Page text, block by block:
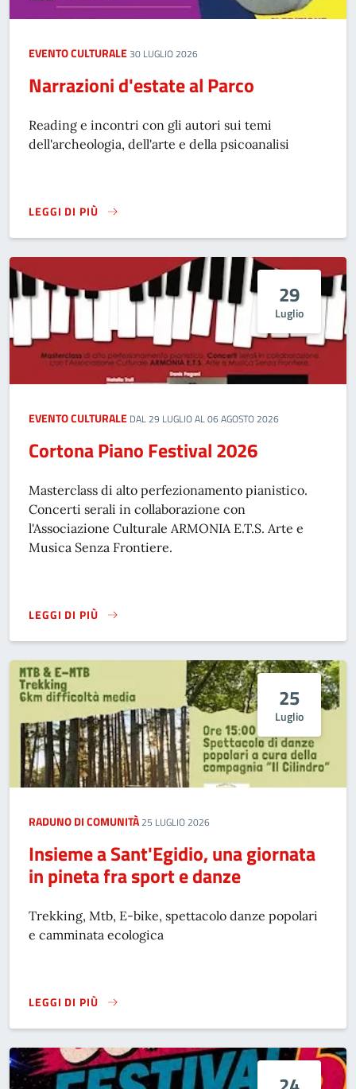
EVENTO CULTURALE30 LUGLIO 2026
Narrazioni d'estate al Parco
Reading e incontri con gli autori sui temi
dell'archeologia, dell'arte e della psicoanalisi
LEGGI DI PIÙ
NARRAZIONI D'ESTATE AL PARCO
29
Luglio
EVENTO CULTURALE DAL 29 LUGLIO AL 06 AGOSTO 2026
Cortona Piano Festival 2026
Masterclass di alto perfezionamento pianistico.
Concerti serali in collaborazione con
l'Associazione Culturale ARMONIA E.T.S. Arte e
Musica Senza Frontiere.
LEGGI DI PIÙ
CORTONA PIANO FESTIVAL 2026
25
Luglio
RADUNO DI COMUNITÀ 25 LUGLIO 2026
Insieme a Sant'Egidio, una giornata
in pineta fra sport e danze
Trekking, Mtb, E-bike, spettacolo danze popolari
e camminata ecologica
LEGGI DI PIÙ
INSIEME A SANT'EGIDIO, UNA GIORNATA IN PINETA FRA